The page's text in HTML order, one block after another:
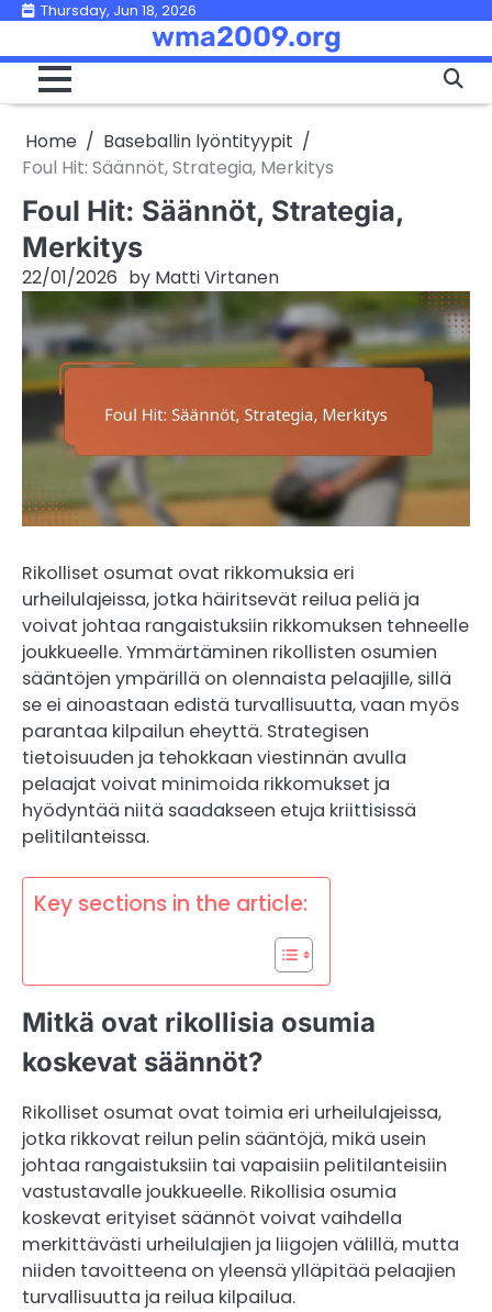
Skip
content
Thursday, Jun 18, 2026
wma2009.org
Home
Baseballin lyöntityypit
Foul Hit: Säännöt, Strategia, Merkitys
Foul Hit: Säännöt, Strategia,
Merkitys
22/01/2026 by Matti Virtanen
Rikolliset osumat ovat rikkomuksia eri
urheilulajeissa, jotka häiritsevät reilua peliä ja
voivat johtaa rangaistuksiin rikkomuksen tehneelle
joukkueelle. Ymmärtäminen rikollisten osumien
sääntöjen ympärillä on olennaista pelaajille, sillä
se ei ainoastaan edistä turvallisuutta, vaan myös
parantaa kilpailun eheyttä. Strategisen
tietoisuuden ja tehokkaan viestinnän avulla
pelaajat voivat minimoida rikkomukset ja
hyödyntää niitä saadakseen etuja kriittisissä
pelitilanteissa.
Key sections in the article:
Mitkä ovat rikollisia osumia
koskevat säännöt?
Rikolliset osumat ovat toimia eri urheilulajeissa,
jotka rikkovat reilun pelin sääntöjä, mikä usein
johtaa rangaistuksiin tai vapaisiin pelitilanteisiin
vastustavalle joukkueelle. Rikollisia osumia
koskevat erityiset säännöt voivat vaihdella
merkittävästi urheilulajien ja liigojen välillä, mutta
niiden tavoitteena on yleensä ylläpitää pelaajien
turvallisuutta ja reilua kilpailua.